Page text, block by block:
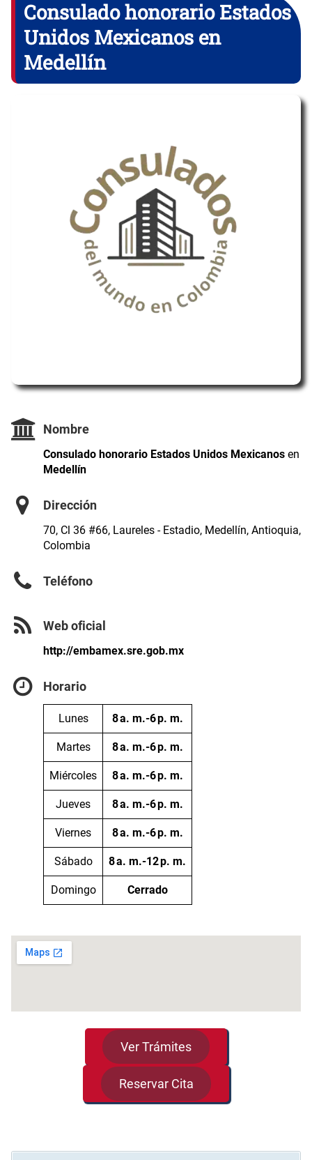
Consulado honorario Estados
Unidos Mexicanos en
Medellín
Nombre
Consulado honorario Estados Unidos Mexicanos en
Medellín
Dirección
70, Cl 36 #66, Laureles - Estadio, Medellín, Antioquia,
Colombia
Teléfono
Web oficial
http://embamex.sre.gob.mx
Horario
Lunes 8 a. m.-6 p. m.
Martes 8 a. m.-6 p. m.
Miércoles 8 a. m.-6 p. m.
Jueves 8 a. m.-6 p. m.
Viernes 8 a. m.-6 p. m.
Sábado 8 a. m.-12 p. m.
Domingo Cerrado
Ver Trámites
Reservar Cita